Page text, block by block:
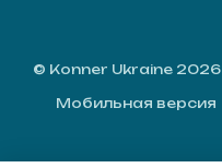
© Konner Ukraine 2026
Мобильная версия